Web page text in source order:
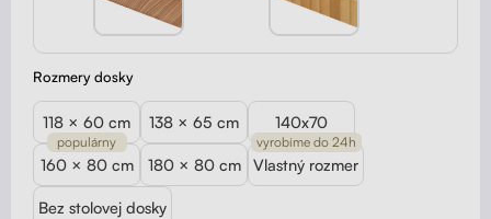
Rozmery dosky
118 × 60 cm 138 × 65 cm 140x70
160 × 80 cm
populárny
180 × 80 cm Vlastný rozmer
vyrobíme do 24h
Bez stolovej dosky